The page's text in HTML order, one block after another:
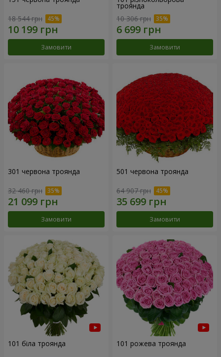
18 544 грн
Замовити
троянда
10 306 грн
Замовити
301 червона троянда
32 460 грн
Замовити
501 червона троянда
64 907 грн
Замовити
101 біла троянда 101 рожева троянда